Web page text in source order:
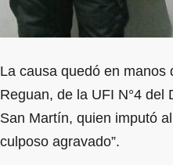
La causa quedó en manos
Reguan, de la UFI N°4 del
San Martín, quien imputó
culposo agravado”.